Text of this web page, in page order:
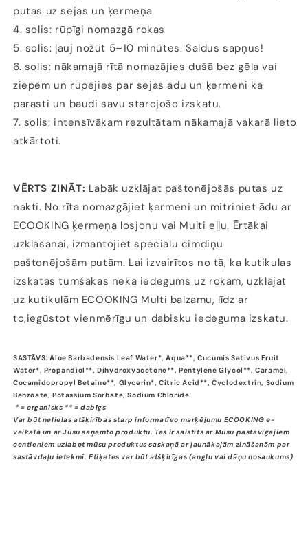
putas uz sejas un ķermeņa
4. solis: rūpīgi nomazgā rokas
5. solis: ļauj nožūt 5–10 minūtes. Saldus sapņus!
6. solis: nākamajā rītā nomazājies dušā bez gēla vai
ziepēm un rūpējies par sejas ādu un ķermeni kā
parasti un baudi savu starojošo izskatu.
7. solis: intensīvākam rezultātam nākamajā vakarā lieto
atkārtoti.
VĒRTS ZINĀT: Labāk uzklājat paštonējošās putas uz
nakti. No rīta nomazgājiet ķermeni un mitriniet ādu ar
ECOOKING ķermeņa losjonu vai Multi eļļu. Ērtākai
uzklāšanai, izmantojiet speciālu cimdiņu
paštonējošām putām. Lai izvairītos no tā, ka kutikulas
izskatās tumšākas nekā iedegums uz rokām, uzklājat
uz kutikulām ECOOKING Multi balzamu, līdz ar
to,iegūstot vienmērīgu un dabisku iedeguma izskatu.
SASTĀVS: Aloe Barbadensis Leaf Water*, Aqua**, Cucumis Sativus Fruit
Water*, Propandiol**, Dihydroxyacetone**, Pentylene Glycol**, Caramel,
Cocamidopropyl Betaine**, Glycerin*, Citric Acid**, Cyclodextrin, Sodium
Benzoate, Potassium Sorbate, Sodium Chloride.
* = organisks ** = dabīgs
Var būt nelielas atšķirības starp informatīvo marķējumu ECOOKING e-
veikalā un ar Jūsu saņemto produktu. Tas ir saistīts ar Mūsu pastāvīgajiem
centieniem uzlabot mūsu produktus saskaņā ar jaunākajām zināšanām par
sastāvdaļu ietekmi. Etiķetes var būt atšķirīgas (angļu vai dāņu nosaukums)